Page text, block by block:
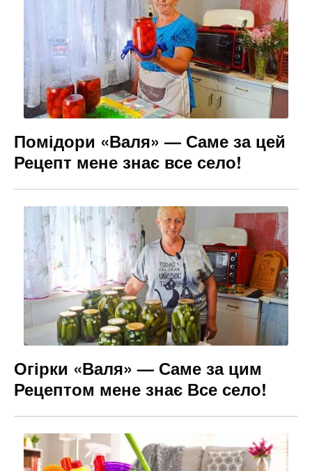
o
k
m n
g
er
Помідори «Валя» — Саме за цей
Рецепт мене знає все село!
Огірки «Валя» — Саме за цим
Рецептом мене знає Все село!